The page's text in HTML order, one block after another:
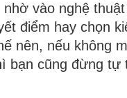
nhờ vào nghệ
điểm hay chọn
nên, nếu không
bạn cũng đừng tự